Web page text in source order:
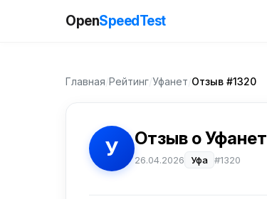
OpenSpeedTest
Главная Рейтинг Уфанет Отзыв #1320
У Отзыв о Уфанет
26.04.2026 Уфа #1320